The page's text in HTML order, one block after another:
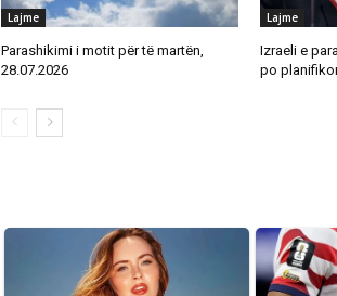
Lajme
Parashikimi i motit për të martën,
28.07.2026
Lajme
Izraeli e
po